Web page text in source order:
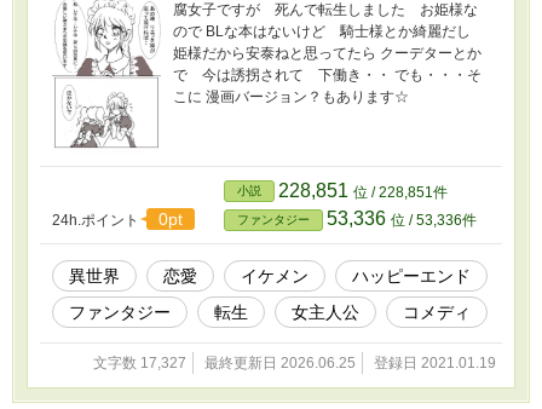
腐女子ですが 死んで転生しました お姫様な
ので BLな本はないけど 騎士様とか綺麗だし
姫様だから安泰ねと思ってたら クーデターとか
で 今は誘拐されて 下働き・・ でも・・・そ
こに 漫画バージョン？もあります☆
24h.ポイント 0pt
小説 228,851 位 / 228,851件
ファンタジー 53,336 位 / 53,336件
異世界 恋愛 イケメン
ハッピーエンド
ファンタジー
転生 女主人公 コメディ
文字数 17,327 最終更新日 2026.06.25 登録日 2021.01.19